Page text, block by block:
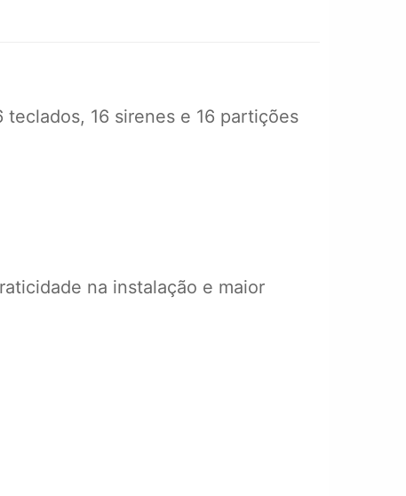
16 sirenes e 16 partições
na instalação e maior